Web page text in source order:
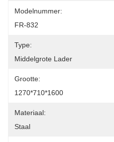
Modelnummer:
FR-832
Type:
Middelgrote Lader
Grootte:
1270*710*1600
Materiaal:
Staal